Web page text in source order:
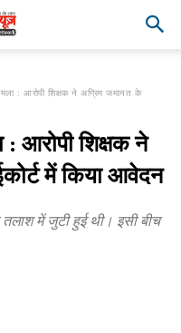
: आरोपी शिक्षक ने अग्रिम जमानत के
आरोपी शिक्षक ने
में किया आवेदन
में जुटी हुई थी। इसी बीच